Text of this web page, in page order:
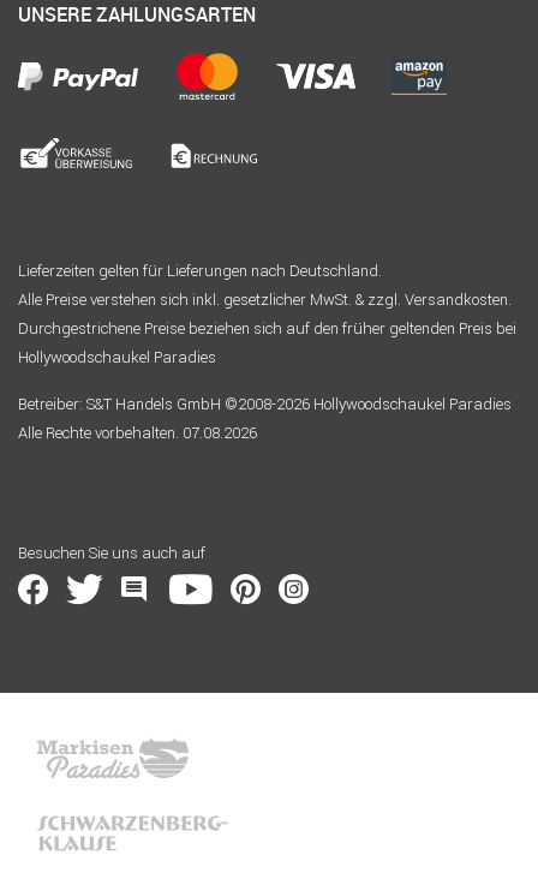
UNSERE ZAHLUNGSARTEN
Lieferzeiten gelten für Lieferungen nach Deutschland.
Alle Preise verstehen sich inkl. gesetzlicher MwSt. & zzgl. Versandkosten.
Durchgestrichene Preise beziehen sich auf den früher geltenden Preis bei
Hollywoodschaukel Paradies
Betreiber: S&T Handels GmbH ©2008-2026 Hollywoodschaukel Paradies
Alle Rechte vorbehalten. 07.08.2026
Besuchen Sie uns auch auf